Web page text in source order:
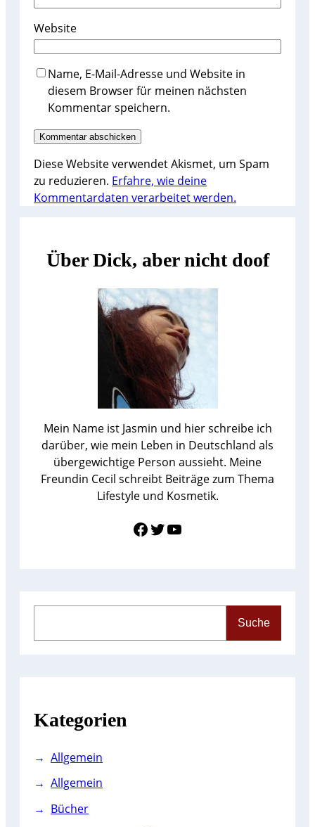
Website
Name, E-Mail-Adresse und Website in
diesem Browser für meinen nächsten
Kommentar speichern.
Diese Website verwendet Akismet, um Spam
zu reduzieren. Erfahre, wie deine
Kommentardaten verarbeitet werden.
Über Dick, aber nicht doof
Mein Name ist Jasmin und hier schreibe ich
darüber, wie mein Leben in Deutschland als
übergewichtige Person aussieht. Meine
Freundin Cecil schreibt Beiträge zum Thema
Lifestyle und Kosmetik.
Link zu Facebook Twitter YouTube
Suche
Kategorien
Allgemein
Allgemein
Bücher